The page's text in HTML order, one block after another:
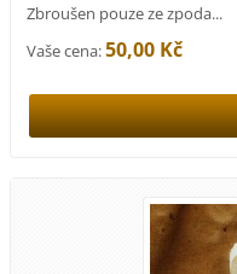
Zbroušen pouze ze zpoda...
Vaše cena:50,00 Kč